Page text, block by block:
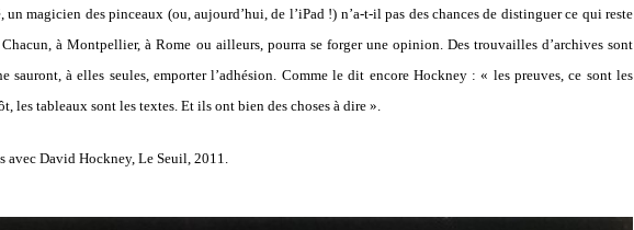
magicien des pinceaux (ou, aujourd’hui, de l’iPad !) n’a-t-il pas des chances de distinguer ce qui reste
à Montpellier, à Rome ou ailleurs, pourra se forger une opinion. Des trouvailles d’archives sont
sauront, à elles seules, emporter l’adhésion. Comme le dit encore Hockney : « les preuves, ce sont les
les tableaux sont les textes. Et ils ont bien des choses à dire ».
David Hockney, Le Seuil, 2011.